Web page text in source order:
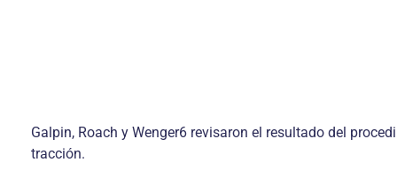
Galpin, Roach y Wenger6 revisaron el resultado del
tracción.